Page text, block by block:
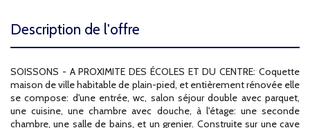
description de l'offre
SOISSONS - A PROXIMITE DES ÉCOLES ET DU CENTRE: Coquette
maison de ville habitable de plain-pied, et entièrement rénovée elle
se compose: d'une entrée, wc, salon séjour double avec parquet,
une cuisine, une chambre avec douche, à l'étage: une seconde
chambre, une salle de bains, et un grenier. Construite sur une cave